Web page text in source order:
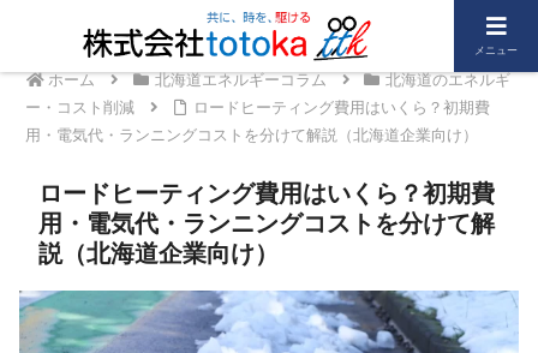
ホーム 北海道エネルギーコラム
北海道のエネルギ
ー・コスト削減
ロードヒーティング費用はいくら？初期費
用・電気代・ランニングコストを分けて解説（北海道企業向け）
ロードヒーティング費用はいくら？初期費
用・電気代・ランニングコストを分けて解
説（北海道企業向け）
メニュー